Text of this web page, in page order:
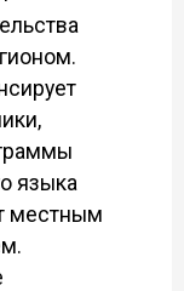
языка
местным